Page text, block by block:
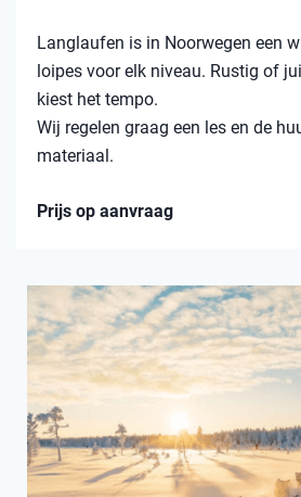
Langlaufen is in Noorwegen een
loipes voor elk niveau. Rustig of
kiest het tempo.
Wij regelen graag een les en de
materiaal.
Prijs op aanvraag